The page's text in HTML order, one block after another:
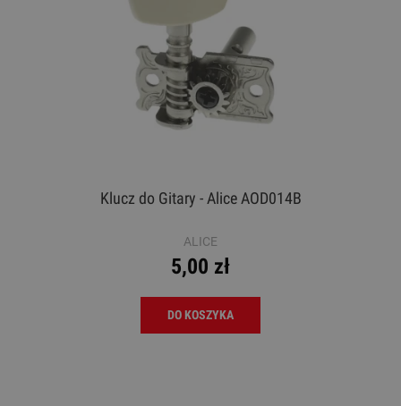
Klucz do Gitary - Alice AOD014B
ALICE
5,00 zł
DO KOSZYKA